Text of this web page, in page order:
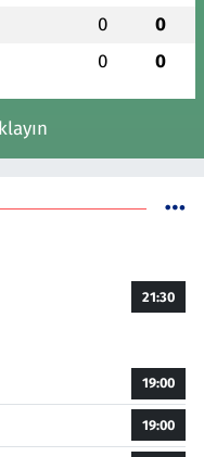
0 0
0 0
21:30
19:00
19:00